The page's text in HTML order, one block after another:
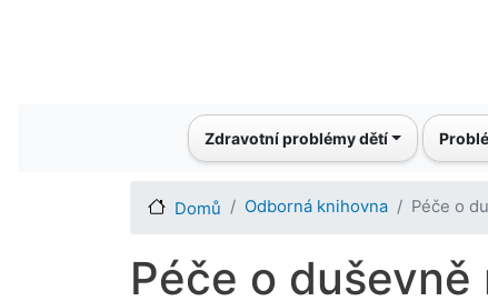
Main navigationZdravotní problémy dětí
Domů Odborná knihovna Péče o
Péče o